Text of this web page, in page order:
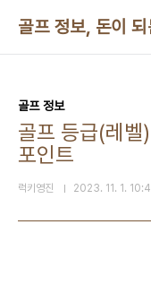
골프 정보, 돈이
골프 정보
골프 등급(레벨
포인트
럭키영진 2023. 11. 1.